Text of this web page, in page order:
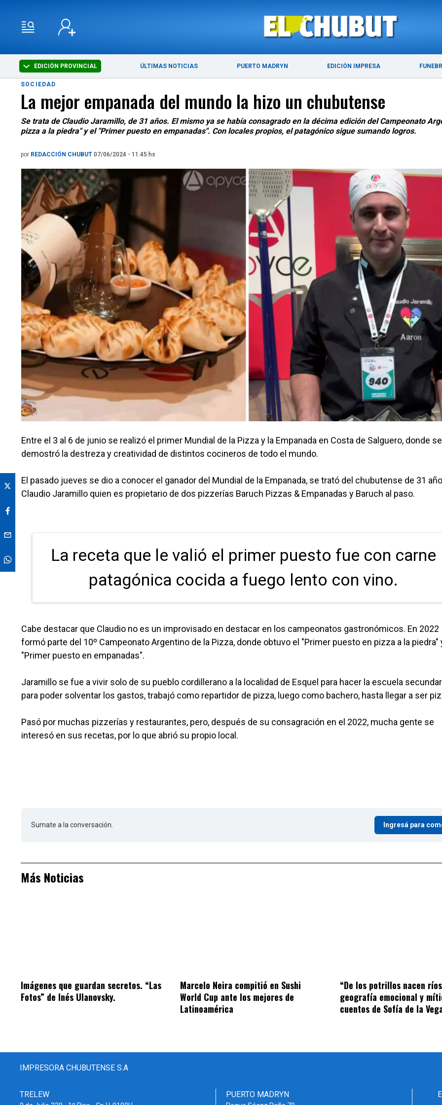
EDICIÓN PROVINCIAL ÚLTIMAS NOTICIAS PUERTO MADRYN EDICIÓN IMPRESA
ÚLTIMAS NOTICIAS PUERTO MADRYN
SOCIEDAD
La mejor empanada del mundo la hizo un chubutense
Se trata de Claudio Jaramillo, de 31 años. El mismo ya se había consagrado en la décima edición del Campeonato
pizza a la piedra" y el "Primer puesto en empanadas". Con locales propios, el patagónico sigue sumando logros.
por REDACCIÓN CHUBUT 07/06/2024 - 11.45.hs
Entre el 3 al 6 de junio se realizó el primer Mundial de la Pizza y la Empanada en Costa de Salguero, donde se
demostró la destreza y creatividad de distintos cocineros de todo el mundo.
El pasado jueves se dio a conocer el ganador del Mundial de la Empanada, se trató del chubutense de 31
Claudio Jaramillo quien es propietario de dos pizzerías Baruch Pizzas & Empanadas y Baruch al paso.
La receta que le valió el primer puesto fue con carne
patagónica cocida a fuego lento con vino.
Cabe destacar que Claudio no es un improvisado en destacar en los campeonatos gastronómicos. En 2022
formó parte del 10º Campeonato Argentino de la Pizza, donde obtuvo el "Primer puesto en pizza a la piedra"
"Primer puesto en empanadas".
Jaramillo se fue a vivir solo de su pueblo cordillerano a la localidad de Esquel para hacer la escuela
para poder solventar los gastos, trabajó como repartidor de pizza, luego como bachero, hasta llegar a ser
Pasó por muchas pizzerías y restaurantes, pero, después de su consagración en el 2022, mucha gente se
interesó en sus recetas, por lo que abrió su propio local.
Sumate a la conversación. Ingresá para
Más Noticias
Imágenes que guardan secretos. “Las
Fotos” de Inés Ulanovsky.
Marcelo Neira compitió en Sushi
World Cup ante los mejores de
Latinoamérica
“De los potrillos nacen
geografía emocional y
cuentos de Sofía de la
IMPRESORA CHUBUTENSE S.A
TRELEW PUERTO MADRYN